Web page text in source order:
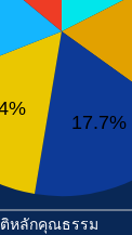
หลักคุณธรรม
17.7%